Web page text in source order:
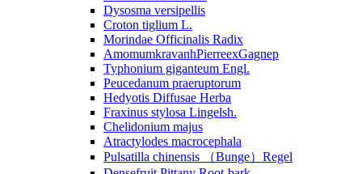
Dysosma versipellis
Croton tiglium L.
Morindae Officinalis Radix
AmomumkravanhPierreexGagnep
Typhonium giganteum Engl.
Peucedanum praeruptorum
Hedyotis Diffusae Herba
Fraxinus stylosa Lingelsh.
Chelidonium majus
Atractylodes macrocephala
Pulsatilla chinensis （Bunge）Regel